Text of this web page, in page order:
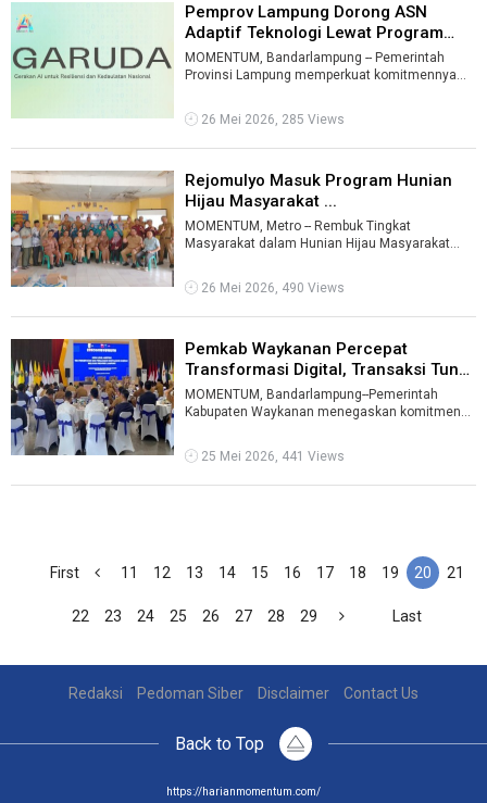
Pemprov Lampung Dorong ASN
Adaptif Teknologi Lewat Program
GARUDA ...
MOMENTUM, Bandarlampung -- Pemerintah
Provinsi Lampung memperkuat komitmennya
pening ...
26 Mei 2026, 285 Views
Rejomulyo Masuk Program Hunian
Hijau Masyarakat ...
MOMENTUM, Metro -- Rembuk Tingkat
Masyarakat dalam Hunian Hijau Masyarakat
Lampu ...
26 Mei 2026, 490 Views
Pemkab Waykanan Percepat
Transformasi Digital, Transaksi Tunai
Mu ...
MOMENTUM, Bandarlampung--Pemerintah
Kabupaten Waykanan menegaskan komitmen
daerah m ...
25 Mei 2026, 441 Views
First 11 12 13 14 15 16 17 18 19 20 21
22 23 24 25 26 27 28 29 Last
Redaksi Pedoman Siber Disclaimer Contact Us
Back to Top
https://harianmomentum.com/